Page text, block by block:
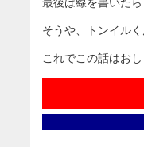
そうや、トンイル
これでこの話はお